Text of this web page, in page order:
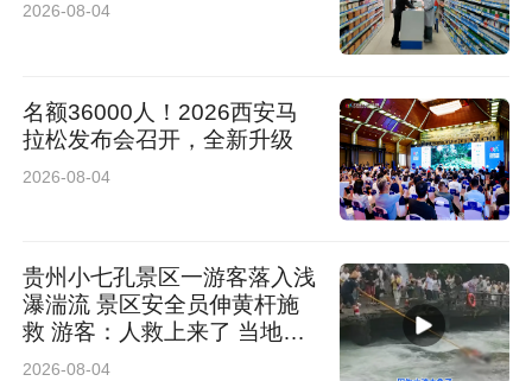
2026-08-04
名额36000人！2026西安马
拉松发布会召开，全新升级
2026-08-04
贵州小七孔景区一游客落入浅
瀑湍流 景区安全员伸黄杆施
救 游客：人救上来了 当地回
应：完全按照救援标准
2026-08-04